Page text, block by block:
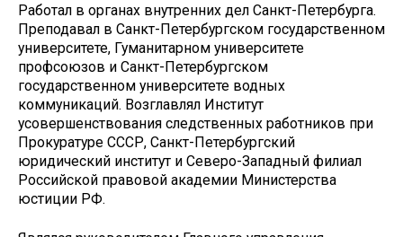
Работал в органах внутренних дел Санкт-Петербурга.
Преподавал в Санкт-Петербургском государственном
университете, Гуманитарном университете
профсоюзов и Санкт-Петербургском
государственном университете водных
коммуникаций. Возглавлял Институт
усовершенствования следственных работников при
Прокуратуре СССР, Санкт-Петербургский
юридический институт и Северо-Западный филиал
Российской правовой академии Министерства
юстиции РФ.